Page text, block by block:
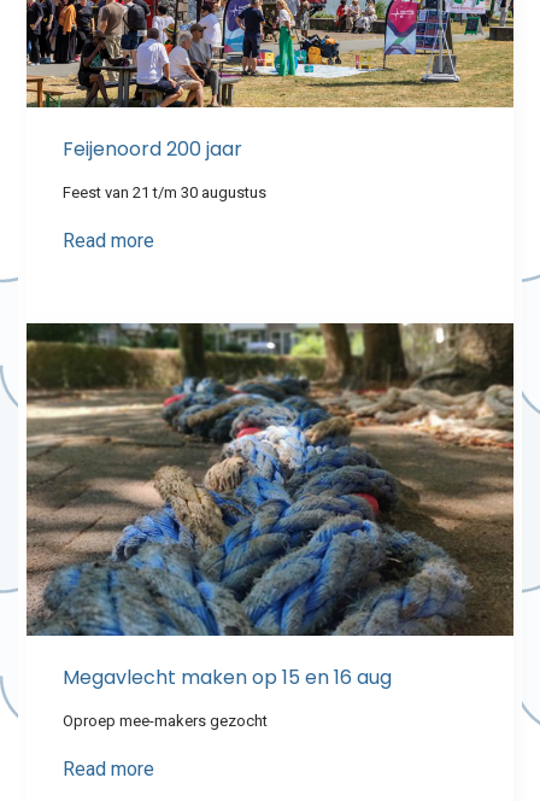
Feijenoord 200 jaar
Feest van 21 t/m 30 augustus
Read more
Megavlecht maken op 15 en 16 aug
Oproep mee-makers gezocht
Read more